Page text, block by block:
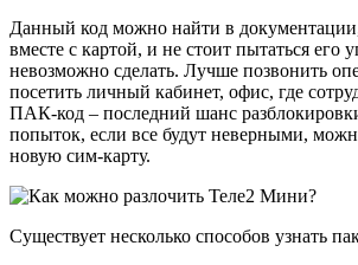
Данный код можно найти в
вместе с картой, и не стоит пытаться его
невозможно сделать. Лучше позвонить
посетить личный кабинет, офис, где
ПАК-код – последний шанс
попыток, если все будут неверными,
новую сим-карту.
Существует несколько способов узнать